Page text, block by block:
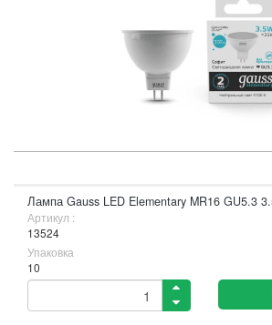
Лампа Gauss LED Elementary MR16 GU5.3
Артикул :
13524
Упаковка
10